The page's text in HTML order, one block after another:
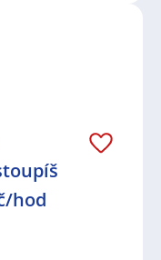
hod